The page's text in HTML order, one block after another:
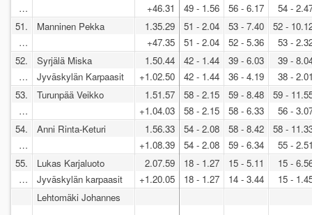
…
+46.31
49 - 1.56
56 - 6.17
54 -
51.
…
Manninen Pekka
1.35.29
+47.35
51 - 2.04
51 - 2.04
53 - 7.40
52 - 5.36
52 -
53 -
52.
…
Syrjälä Miska
Jyväskylän Karpaasit
1.50.44
+1.02.50
42 - 1.44
42 - 1.44
39 - 6.03
36 - 4.19
39 -
38 -
53.
…
Turunpää Veikko
1.51.57
+1.04.03
58 - 2.15
58 - 2.15
59 - 8.48
58 - 6.33
59 -
56 -
54.
…
Anni Rinta-Keturi
1.56.33
+1.08.39
54 - 2.08
54 - 2.08
58 - 8.42
59 - 6.34
58 -
55 -
55.
…
Lukas Karjaluoto
Jyväskylän karpaasit
2.07.59
+1.20.05
18 - 1.27
18 - 1.27
15 - 5.11
14 - 3.44
15 -
15 -
Lehtomäki Johannes